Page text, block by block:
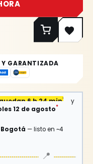
GARANTIZADA
6 h 24 min)
y
12 de agosto*
Bogotá — listo en ~4
📍